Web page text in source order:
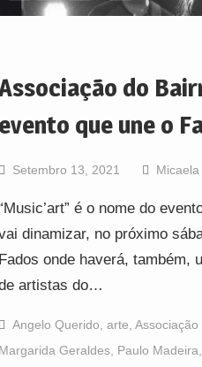
do
evento que une o
Setembro 13, 2021 Micaela
é o nome do
dinamizar, no próximo
Fados onde haverá, também,
artistas do…
Angelo Querido, arte,
Margarida Geraldes, Paulo Madeira,